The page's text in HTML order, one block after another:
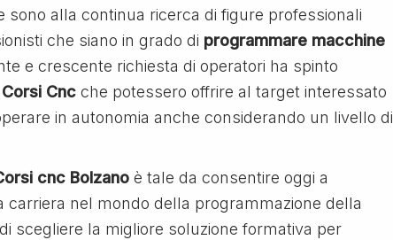
sono alla continua ricerca di figure professionali
che siano in grado di programmare macchine
e crescente richiesta di operatori ha spinto
Corsi Cnc che potessero offrire al target interessato
in autonomia anche considerando un livello di
cnc Bolzano è tale da consentire oggi a
nel mondo della programmazione della
scegliere la migliore soluzione formativa per